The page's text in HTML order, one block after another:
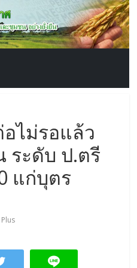
ไม่รอแล้ว
ระดับ ป.ตรี
แก่บุตร